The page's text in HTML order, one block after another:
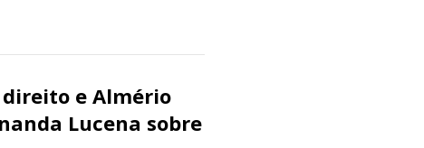
e Almério
Lucena sobre